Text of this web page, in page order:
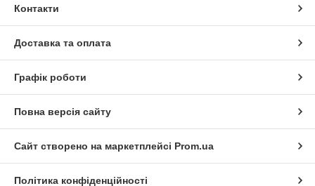
Контакти
Доставка та оплата
Графік роботи
Повна версія сайту
Сайт створено на маркетплейсі Prom.ua
Політика конфіденційності